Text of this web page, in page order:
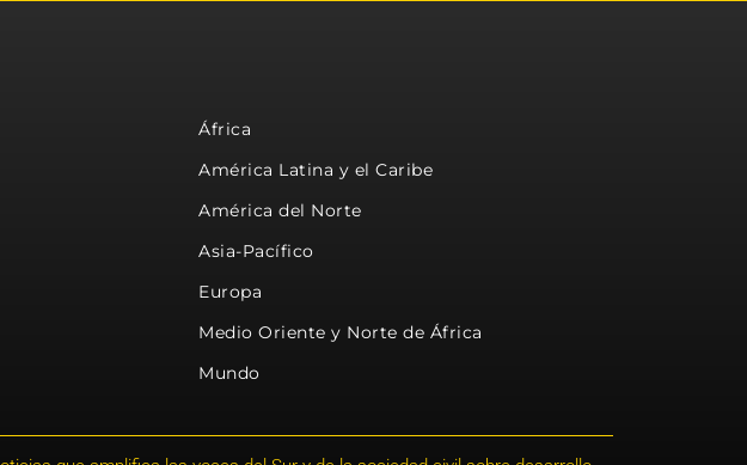
África
América Latina y el Caribe
América del Norte
Asia-Pacífico
Europa
Medio Oriente y Norte de África
Mundo